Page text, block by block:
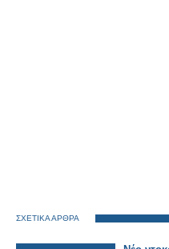
ΣΧΕΤΙΚΑ ΑΡΘΡΑ